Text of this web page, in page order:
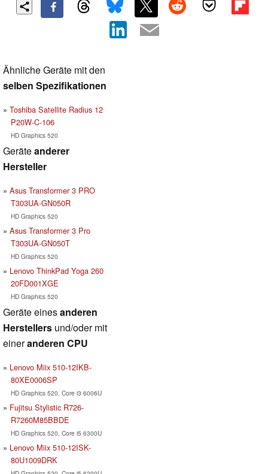
Ähnliche Geräte mit den
selben Spezifikationen
Toshiba Satellite Radius 12
P20W-C-106
HD Graphics 520
Geräteanderer
Hersteller
Asus Transformer 3 PRO
T303UA-GN050R
HD Graphics 520
Asus Transformer 3 Pro
T303UA-GN050T
HD Graphics 520
Lenovo ThinkPad Yoga 260
20FD001XGE
HD Graphics 520
Geräte einesanderen
Herstellers und/oder mit
eineranderen CPU
Lenovo Miix 510-12IKB-
80XE0006SP
HD Graphics 520, Core i3 6006U
Fujitsu Stylistic R726-
R7260M85BBDE
HD Graphics 520, Core i5 6300U
Lenovo Miix 510-12ISK-
80U1009DRK